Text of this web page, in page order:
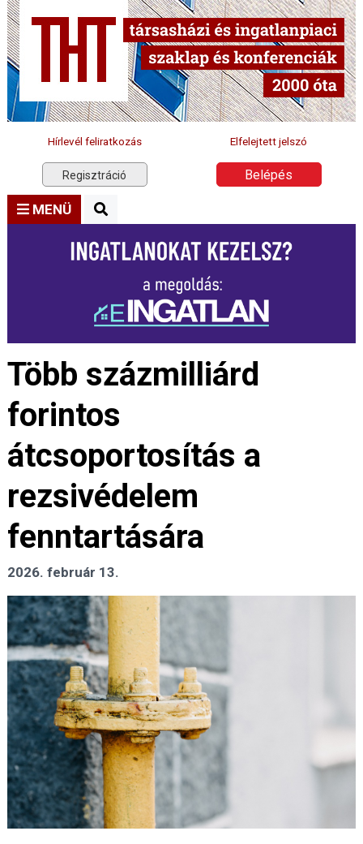
Hírlevél feliratkozás Elfelejtett jelszó
Regisztráció Belépés
MENÜ
Több százmilliárd
forintos
átcsoportosítás a
rezsivédelem
fenntartására
2026. február 13.